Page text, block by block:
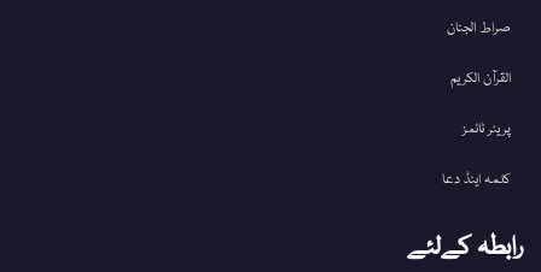
صراط الجنان
القرآن الکریم
پریئر ٹائمز
کلمہ اینڈ دعا
رابطہ کےلئے